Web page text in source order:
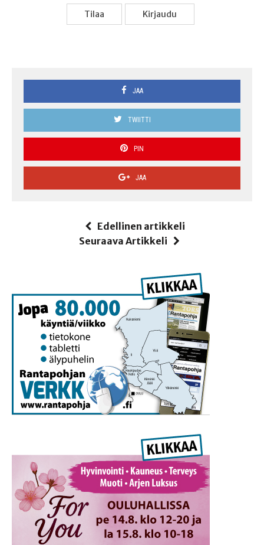
Tilaa Kir­jau­du
JAA
TWIITTI
PIN
JAA
Edellinen artikkeli
Seuraava Artikkeli